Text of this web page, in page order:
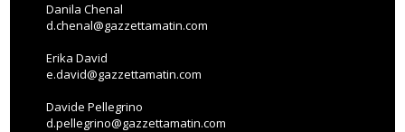
Danila Chenal
d.chenal@gazzettamatin.com
Erika David
e.david@gazzettamatin.com
Davide Pellegrino
d.pellegrino@gazzettamatin.com